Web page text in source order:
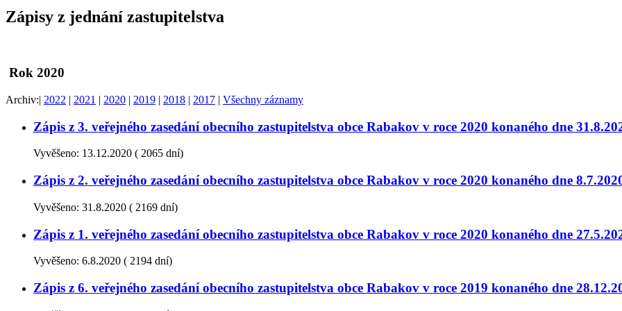
Zápisy z jednání zastupitelstva
Rok 2020
Archiv:| 2022 | 2021 | 2020 | 2019 | 2018 | 2017 | Všechny záznamy
Zápis z 3. veřejného zasedání obecního zastupitelstva obce Rabakov v roce 2020 konaného dne
Vyvěšeno: 13.12.2020 ( 2065 dní)
Zápis z 2. veřejného zasedání obecního zastupitelstva obce Rabakov v roce 2020 konaného dne
Vyvěšeno: 31.8.2020 ( 2169 dní)
Zápis z 1. veřejného zasedání obecního zastupitelstva obce Rabakov v roce 2020 konaného dne
Vyvěšeno: 6.8.2020 ( 2194 dní)
Zápis z 6. veřejného zasedání obecního zastupitelstva obce Rabakov v roce 2019 konaného dne